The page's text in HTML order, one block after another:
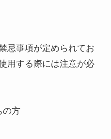
忌事項が定められてお
用する際には注意が必
の方